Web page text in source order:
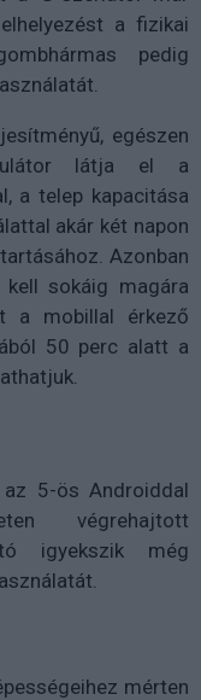
a fizikai
pedig
egészen
látja el a
a telep kapacitása
akár két napon
Azonban
sokáig magára
a mobillal érkező
50 perc alatt a
5-ös Androiddal
végrehajtott
igyekszik még
mérten